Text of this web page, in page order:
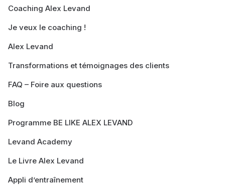
Coaching Alex Levand
Je veux le coaching !
Alex Levand
Transformations et témoignages des clients
FAQ – Foire aux questions
Blog
Programme BE LIKE ALEX LEVAND
Levand Academy
Le Livre Alex Levand
Appli d’entraînement